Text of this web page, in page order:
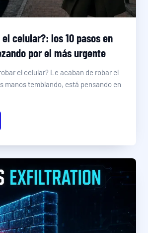
celular?: los 10 pasos en
por el más urgente
el celular? Le acaban de robar el
manos temblando, está pensando en